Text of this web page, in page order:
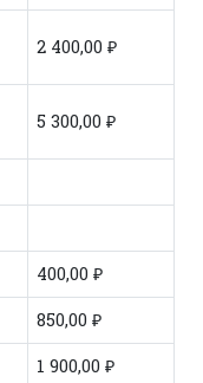
2 400,00 ₽
5 300,00 ₽
400,00 ₽
850,00 ₽
1 900,00 ₽